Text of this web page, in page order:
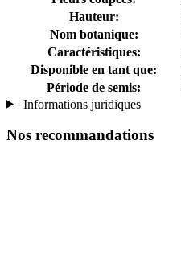
Hauteur:
Nom botanique:
Caractéristiques:
Disponible en tant que:
Période de semis:
Informations juridiques
Nos recommandations